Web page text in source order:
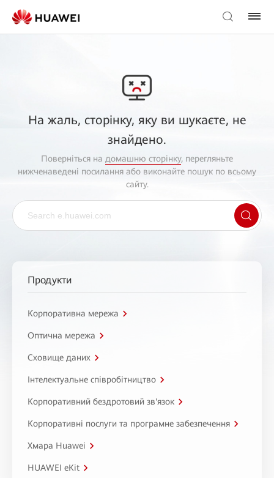
На жаль, сторінку, яку ви шукаєте, не
знайдено.
Поверніться на домашню сторінку, перегляньте
нижченаведені посилання або виконайте пошук по всьому
сайту.
Продукти
Корпоративна мережа
Оптична мережа
Сховище даних
Інтелектуальне співробітництво
Корпоративний бездротовий зв'язок
Корпоративні послуги та програмне забезпечення
Хмара Huawei
HUAWEI eKit